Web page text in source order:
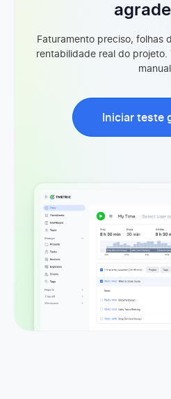
Faturamento preciso, folhas
rentabilidade real do projeto.
Iniciar teste